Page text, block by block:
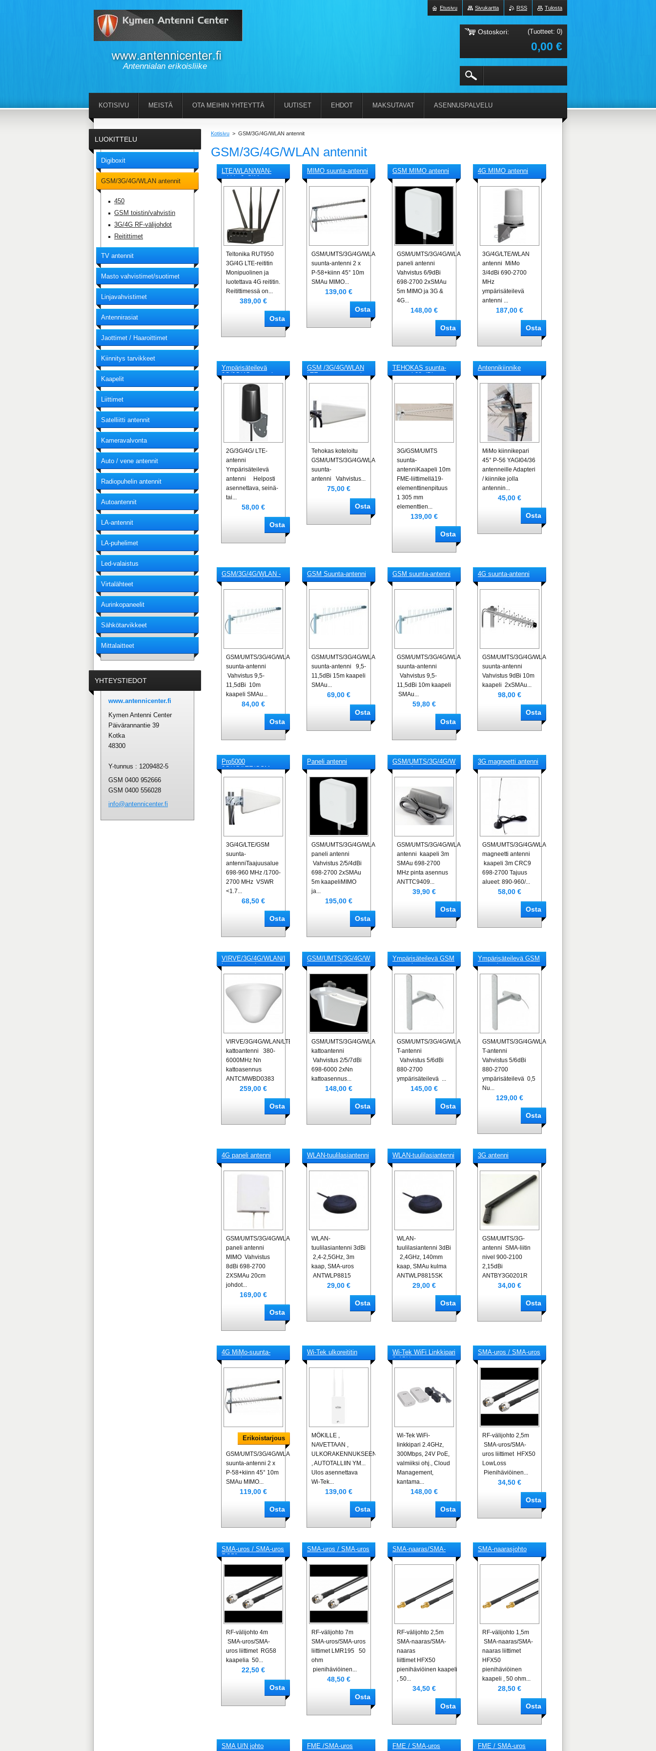
Antennialan erikoisliike
Kotisivu > GSM/3G/4G/WLAN antennit
GSM/3G/4G/WLAN antennit
LTE/WLAN/WAN-
reititin 2xSIM
Teltonika RUT950
3G/4G LTE-reititin
Monipuolinen ja
luotettava 4G reititin.
Reitittimessä on...
389,00 €
MIMO suunta-antenni
GSM/UMTS/3G/4G/WLAN/LTE-
suunta-antenni 2 x
P-58+kiinn 45° 10m
SMAu MIMO...
139,00 €
GSM MIMO antenni
GSM/UMTS/3G/4G/WLAN/LTE-
paneli antenni
Vahvistus 6/9dBi
698-2700 2xSMAu
5m MIMO ja 3G &
4G...
148,00 €
4G MIMO antenni
3G/4G/LTE/WLAN
antenni MiMo
3/4dBi 690-2700
MHz
ympärisäteilevä
antenni ...
187,00 €
Ympärisäteilevä
2G/3G/4G antenni
2G/3G/4G/ LTE-
antenni
Ympärisäteilevä
antenni Helposti
asennettava, seinä-
tai...
58,00 €
GSM /3G/4G/WLAN
LTE suunta-antenni
Tehokas koteloitu
GSM/UMTS/3G/4G/WLAN/LTE-
suunta-
antenni Vahvistus...
75,00 €
TEHOKAS suunta-
antenni 28 dBi
3G/GSM/UMTS
suunta-
antenniKaapeli 10m
FME-liittimellä19-
elementtinenpituus
1 305 mm
elementtien...
139,00 €
Antennikiinnike
MiMo kiinnikepari
45° P-56 YAGI04/36
antenneille Adapteri
/ kiinnike jolla
antennin...
45,00 €
GSM/3G/4G/WLAN -
suunta-antenni
GSM/UMTS/3G/4G/WLAN/LTE-
suunta-antenni
Vahvistus 9,5-
11,5dBi 10m
kaapeli SMAu...
84,00 €
GSM Suunta-antenni
GSM/UMTS/3G/4G/WLAN/LTE-
suunta-antenni 9,5-
11,5dBi 15m kaapeli
SMAu...
69,00 €
GSM suunta-antenni
GSM/UMTS/3G/4G/WLAN/LTE-
suunta-antenni
Vahvistus 9,5-
11,5dBi 10m kaapeli
SMAu...
59,80 €
4G suunta-antenni
GSM/UMTS/3G/4G/WLAN/LTE-
suunta-antenni
Vahvistus 9dBi 10m
kaapeli 2xSMAu...
98,00 €
Pro5000
3G/4G/LTE/GSM-
antenni
3G/4G/LTE/GSM
suunta-
antenniTaajuusalue
698-960 MHz /1700-
2700 MHz VSWR
<1.7...
68,50 €
Paneli antenni
GSM/UMTS/3G/4G/WLAN/LTE-
paneli antenni
Vahvistus 2/5/4dBi
698-2700 2xSMAu
5m kaapeliMIMO
ja...
195,00 €
GSM/UMTS/3G/4G/WLAN/LTE-
antenni
GSM/UMTS/3G/4G/WLAN/LTE-
antenni kaapeli 3m
SMAu 698-2700
MHz pinta asennus
ANTTC9409...
39,90 €
3G magneetti antenni
GSM/UMTS/3G/4G/WLAN/LTE-
magneetti antenni
kaapeli 3m CRC9
698-2700 Tajuus
alueet: 890-960/...
58,00 €
VIRVE/3G/4G/WLAN/LTE-
kattoantenni
VIRVE/3G/4G/WLAN/LTE-
kattoantenni 380-
6000MHz Nn
kattoasennus
ANTCMWBD0383
259,00 €
GSM/UMTS/3G/4G/WLAN/LTE-
kattoantenni
GSM/UMTS/3G/4G/WLAN/LTE-
kattoantenni
Vahvistus 2/5/7dBi
698-6000 2xNn
kattoasennus...
148,00 €
Ympärisäteilevä GSM
antenni
GSM/UMTS/3G/4G/WLAN/LTE-
T-antenni
Vahvistus 5/6dBi
880-2700
ympärisäteilevä ...
145,00 €
Ympärisäteilevä GSM
antenni
GSM/UMTS/3G/4G/WLAN/LTE-
T-antenni
Vahvistus 5/6dBi
880-2700
ympärisäteilevä 0,5
Nu...
129,00 €
4G paneli antenni
GSM/UMTS/3G/4G/WLAN/LTE-
paneli antenni
MIMO Vahvistus
8dBi 698-2700
2XSMAu 20cm
johdot...
169,00 €
WLAN-tuulilasiantenni
WLAN-
tuulilasiantenni 3dBi
2,4-2,5GHz, 3m
kaap, SMA-uros
ANTWLP8815
29,00 €
WLAN-tuulilasiantenni
WLAN-
tuulilasiantenni 3dBi
2,4GHz, 140mm
kaap, SMAu kulma
ANTWLP8815SK
29,00 €
3G antenni
GSM/UMTS/3G-
antenni SMA-liitin
nivel 900-2100
2,15dBi
ANTBY3G0201R
34,00 €
4G MiMo-suunta-
antenni
Erikoistarjous
GSM/UMTS/3G/4G/WLAN/LTE-
suunta-antenni 2 x
P-58+kiinn 45° 10m
SMAu MIMO...
119,00 €
Wi-Tek ulkoreititin
MÖKILLE ,
NAVETTAAN ,
ULKORAKENNUKSEEN
, AUTOTALLIIN YM...
Ulos asennettava
Wi-Tek...
139,00 €
Wi-Tek WiFi Linkkipari
2,4GHz
Wi-Tek WiFi-
linkkipari 2.4GHz,
300Mbps, 24V PoE,
valmiiksi ohj., Cloud
Management,
kantama...
148,00 €
SMA-uros / SMA-uros
RF-välijohto 2,5m
SMA-uros/SMA-
uros liittimet HFX50
LowLoss
Pienihäviöinen...
34,50 €
SMA-uros / SMA-uros
RG58
RF-välijohto 4m
SMA-uros/SMA-
uros liittimet RG58
kaapelia 50...
22,50 €
SMA-uros / SMA-uros
RF-välijohto 7m
SMA-uros/SMA-uros
liittimet LMR195 50
ohm
pienihäviöinen...
48,50 €
SMA-naaras/SMA-
naaras
RF-välijohto 2,5m
SMA-naaras/SMA-
naaras
liittimet HFX50
pienihäviöinen kaapeli
, 50...
34,50 €
SMA-naarasjohto
RF-välijohto 1,5m
SMA-naaras/SMA-
naaras liittimet
HFX50
pienihäviöinen
kaapeli , 50 ohm...
28,50 €
SMA U/N johto FME /SMA-uros FME / SMA-uros FME / SMA-uros
LUOKITTELU
Digiboxit
GSM/3G/4G/WLAN antennit
450
GSM toistin/vahvistin
3G/4G RF-välijohdot
Reitittimet
TV antennit
Masto vahvistimet/suotimet
Linjavahvistimet
Antennirasiat
Jaottimet / Haaroittimet
Kiinnitys tarvikkeet
Kaapelit
Liittimet
Satelliitti antennit
Kameravalvonta
Auto / vene antennit
Radiopuhelin antennit
Autoantennit
LA-antennit
LA-puhelimet
Led-valaistus
Virtalähteet
Aurinkopaneelit
Sähkötarvikkeet
Mittalaitteet
YHTEYSTIEDOT
www.antennicenter.fi
Kymen Antenni Center
Päivärannantie 39
Kotka
48300
Y-tunnus : 1209482-5
GSM 0400 952666
GSM 0400 556028
info@antennicenter.fi
KOTISIVU MEISTÄ OTA MEIHIN YHTEYTTÄ UUTISET EHDOT MAKSUTAVAT ASENNUSPALVELU
Tulosta
RSS
Sivukartta
Etusivu
Ostoskori: (Tuotteet: 0)
0,00 €